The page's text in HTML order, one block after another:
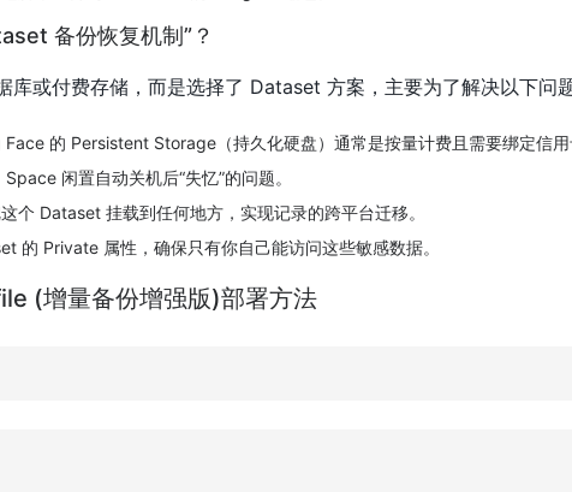
备份恢复机制”？
库或付费存储，而是选择了 Dataset 方案，主要为了解决以下问
的 Persistent Storage（持久化硬盘）通常是按量计费且需要绑定信用
闲置自动关机后“失忆”的问题。
个 Dataset 挂载到任何地方，实现记录的跨平台迁移。
的 Private 属性，确保只有你自己能访问这些敏感数据。
(增量备份增强版)部署方法